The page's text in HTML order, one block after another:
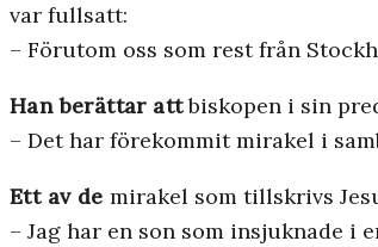
var fullsatt:
– Förutom oss som rest från
Han berättar attbiskopen i sin
– Det har förekommit mirakel i
Ett av de mirakel som tillskrivs
– Jag har en son som insjuknade i